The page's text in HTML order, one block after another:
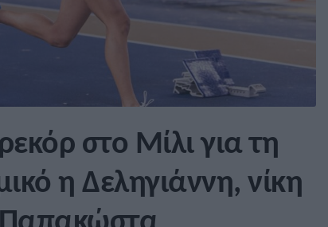
στο Μίλι για τη
η Δεληγιάννη, νίκη